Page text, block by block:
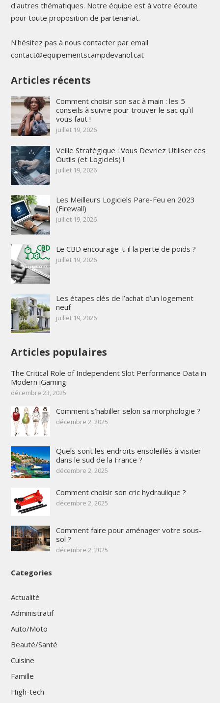
d'autres thématiques. Notre équipe est à votre écoute
pour toute proposition de partenariat.
N'hésitez pas à nous contacter par email
contact@equipementscampdevanol.cat
Articles récents
Comment choisir son sac à main : les 5
conseils à suivre pour trouver le sac qu`il
vous faut !
juillet 19, 2026
Veille Stratégique : Vous Devriez Utiliser ces
Outils (et Logiciels) !
juillet 19, 2026
Les Meilleurs Logiciels Pare-Feu en 2023
(Firewall)
juillet 19, 2026
Le CBD encourage-t-il la perte de poids ?
juillet 19, 2026
Les étapes clés de l’achat d’un logement
neuf
juillet 19, 2026
Articles populaires
The Critical Role of Independent Slot Performance Data in
Modern iGaming
décembre 23, 2025
Comment s’habiller selon sa morphologie ?
décembre 2, 2025
Quels sont les endroits ensoleillés à visiter
dans le sud de la France ?
décembre 2, 2025
Comment choisir son cric hydraulique ?
décembre 2, 2025
Comment faire pour aménager votre sous-
sol ?
décembre 2, 2025
Categories
Actualité
Administratif
Auto/Moto
Beauté/Santé
Cuisine
Famille
High-tech